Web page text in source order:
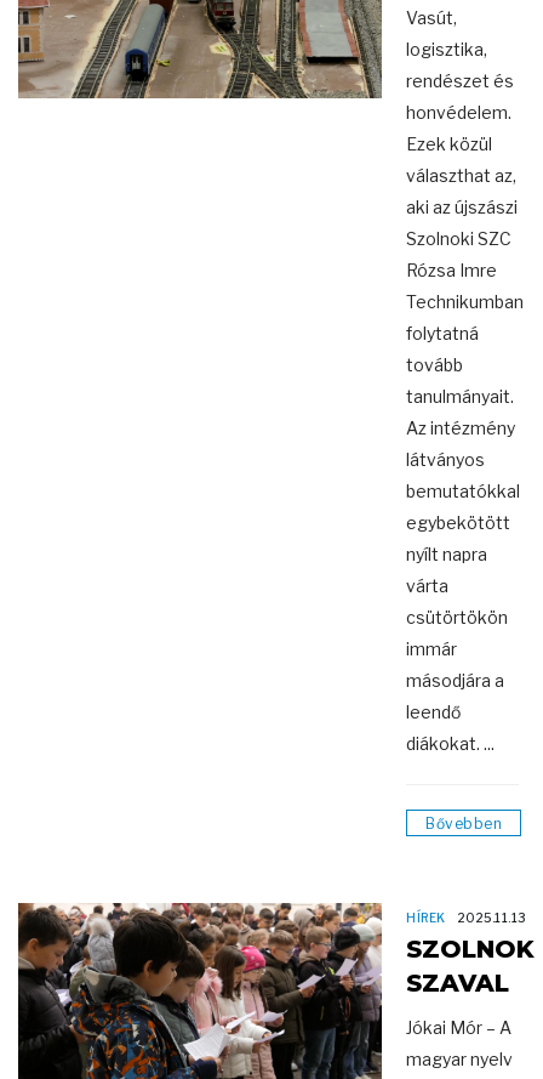
Vasút,
logisztika,
rendészet és
honvédelem.
Ezek közül
választhat az,
aki az újszászi
Szolnoki SZC
Rózsa Imre
Technikumban
folytatná
tovább
tanulmányait.
Az intézmény
látványos
bemutatókkal
egybekötött
nyílt napra
várta
csütörtökön
immár
másodjára a
leendő
diákokat. ...
Bővebben
HÍREK 2025.11.13
SZOLNOK
SZAVAL
Jókai Mór – A
magyar nyelv